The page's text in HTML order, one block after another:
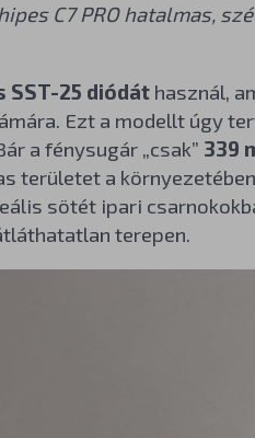
C7 PRO hatalmas,
SST-25 diódáthasznál,
Ezt a modellt úgy
a fénysugár „csak” 339
a környezetében.
sötét ipari
terepen.